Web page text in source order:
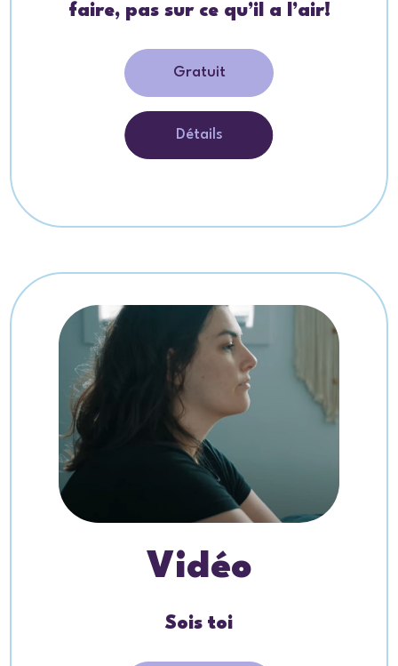
faire, pas sur ce qu’il a l’air!
Gratuit
Détails
Vidéo
Sois toi